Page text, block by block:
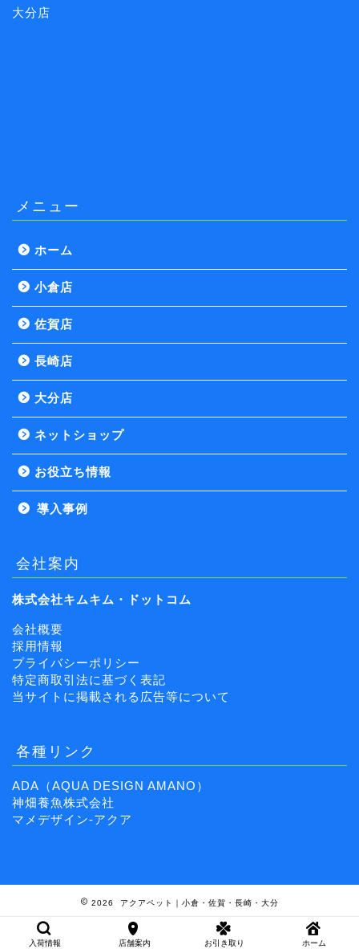
大分店
メニュー
ホーム
小倉店
佐賀店
長崎店
大分店
ネットショップ
お役立ち情報
導入事例
会社案内
株式会社キムキム・ドットコム
会社概要
採用情報
プライバシーポリシー
特定商取引法に基づく表記
当サイトに掲載される広告等について
各種リンク
ADA（AQUA DESIGN AMANO）
神畑養魚株式会社
マメデザイン-アクア
2026 アクアペット｜小倉・佐賀・長崎・大分
入荷情報 店舗案内 お引き取り ホーム